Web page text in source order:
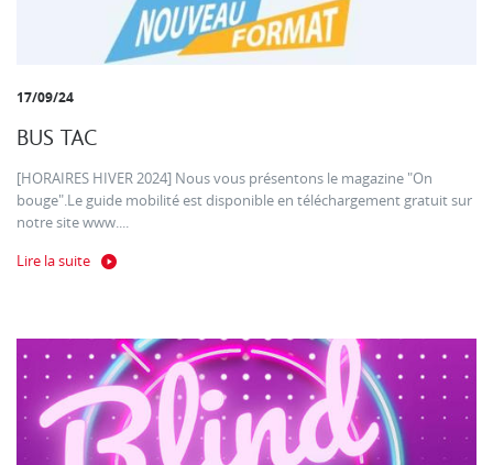
17/09/24
BUS TAC
[HORAIRES HIVER 2024] Nous vous présentons le magazine "On
bouge".Le guide mobilité est disponible en téléchargement gratuit sur
notre site www....
Lire la suite